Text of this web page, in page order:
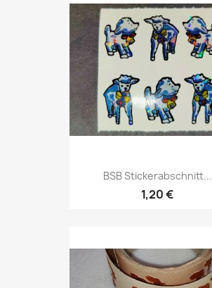
BSB Stickerabschnitt...
1,20 €